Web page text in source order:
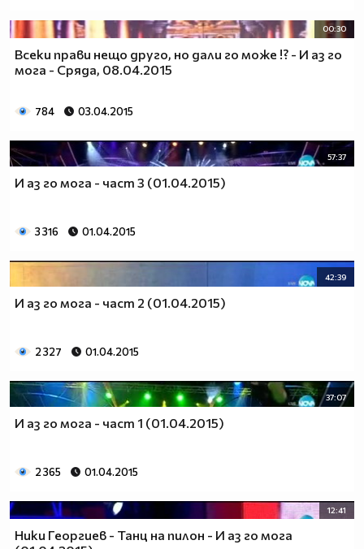
00:30
Всеки прави нещо друго, но дали го може !? - И аз го
мога - Сряда, 08.04.2015
784 03.04.2015
57:37
И аз го мога - част 3 (01.04.2015)
3 316 01.04.2015
42:39
И аз го мога - част 2 (01.04.2015)
2 327 01.04.2015
37:07
И аз го мога - част 1 (01.04.2015)
2 365 01.04.2015
12:41
Ники Георгиев - Танц на пилон - И аз го мога